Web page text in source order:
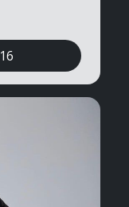
16